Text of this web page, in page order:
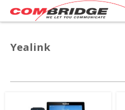
Yealink